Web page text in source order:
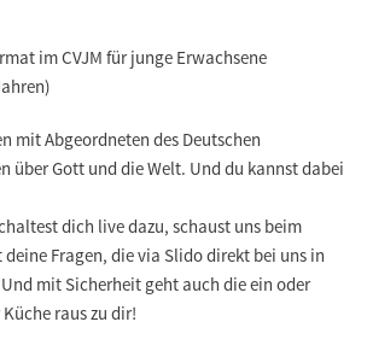
im CVJM für junge Erwachsene
mit Abgeordneten des Deutschen
über Gott und die Welt. Und du kannst dabei
dich live dazu, schaust uns beim
Fragen, die via Slido direkt bei uns in
mit Sicherheit geht auch die ein oder
raus zu dir!